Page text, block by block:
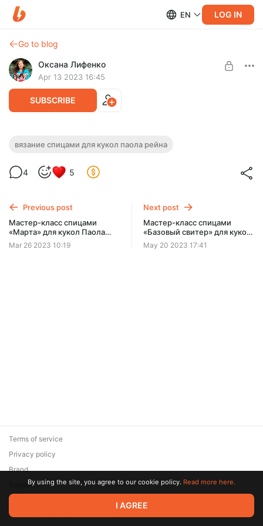
EN LOG IN
Go to blog
Оксана Лифенко
Apr 13 2023 16:45
SUBSCRIBE
Мастер-класс спицами «Женечка» для
PDF мастер-класс, Вы свяжете пальто, берет, воротник,
вязание спицами для кукол паола рейна
4 5
Previous post
Мастер-класс спицами
«Марта» для кукол Паола
Рейна 32 см
Mar 26 2023 10:19
Next post
Мастер-класс спицами
«Базовый свитер» для кукол
Паола Рейна 32 см
May 20 2023 17:41
© 2026 Zaya Solutions Limited. All rights reserved. All trademarks
are the property of their respective owners.
Terms of service
Privacy policy
Brand
SupportBy using the site, you agree to our cookie policy. Read more here.
I AGREE